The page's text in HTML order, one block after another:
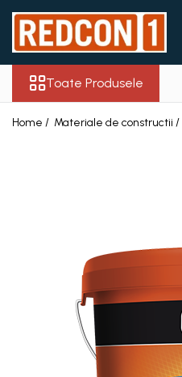
Toate Produsele
Materiale de constructii
Placi gips carton
Roabe si Betoniere
Sisteme Gips-Carton
Toate Produsele
Home / Materiale de constructii /